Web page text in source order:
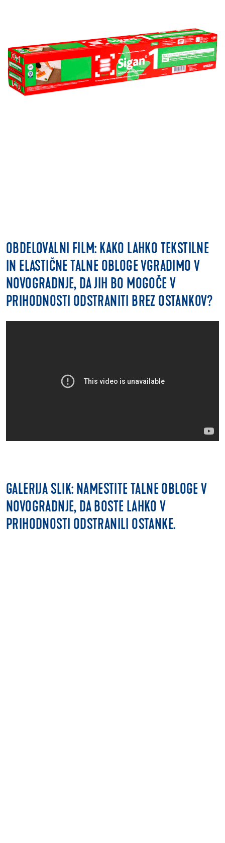
OBDELOVALNI FILM: KAKO LAHKO TEKSTILNE
IN ELASTIČNE TALNE OBLOGE VGRADIMO V
NOVOGRADNJE, DA JIH BO MOGOČE V
PRIHODNOSTI ODSTRANITI BREZ OSTANKOV?
GALERIJA SLIK: NAMESTITE TALNE OBLOGE V
NOVOGRADNJE, DA BOSTE LAHKO V
PRIHODNOSTI ODSTRANILI OSTANKE.